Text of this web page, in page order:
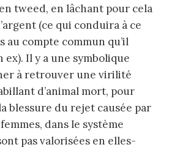
tweed, en lâchant pour cela
(ce qui conduira à ce
au compte commun qu’il
ex). Il y a une symbolique
à retrouver une virilité
d’animal mort, pour
blessure du rejet causée par
dans le système
pas valorisées en elles-